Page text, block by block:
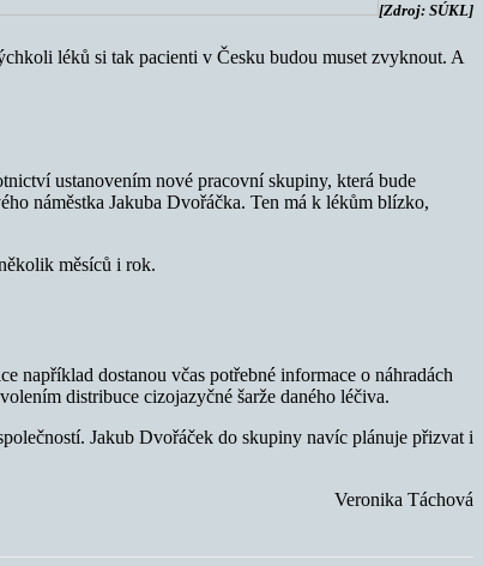
[Zdroj: SÚKL]
léků si tak pacienti v Česku budou muset zvyknout. A
ustanovením nové pracovní skupiny, která bude
náměstka Jakuba Dvořáčka. Ten má k lékům blízko,
měsíců i rok.
například dostanou včas potřebné informace o náhradách
distribuce cizojazyčné šarže daného léčiva.
Jakub Dvořáček do skupiny navíc plánuje přizvat i
Veronika Táchová